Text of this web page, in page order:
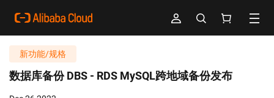
新功能/规格
数据库备份 DBS - RDS MySQL跨地域备份发布